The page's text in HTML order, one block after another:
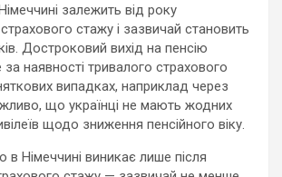
залежить від року
стажу і зазвичай становить
Достроковий вихід на пенсію
наявності тривалого страхового
випадках, наприклад через
що українці не мають жодних
щодо зниження пенсійного віку.
в Німеччині виникає лише після